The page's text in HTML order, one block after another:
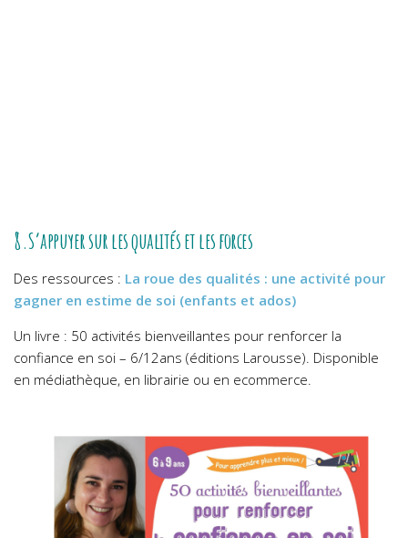
8.S’appuyer sur les qualités et les forces
Des ressources : La roue des qualités : une activité pour
gagner en estime de soi (enfants et ados)
Un livre : 50 activités bienveillantes pour renforcer la
confiance en soi – 6/12ans (éditions Larousse). Disponible
en médiathèque, en librairie ou en ecommerce.